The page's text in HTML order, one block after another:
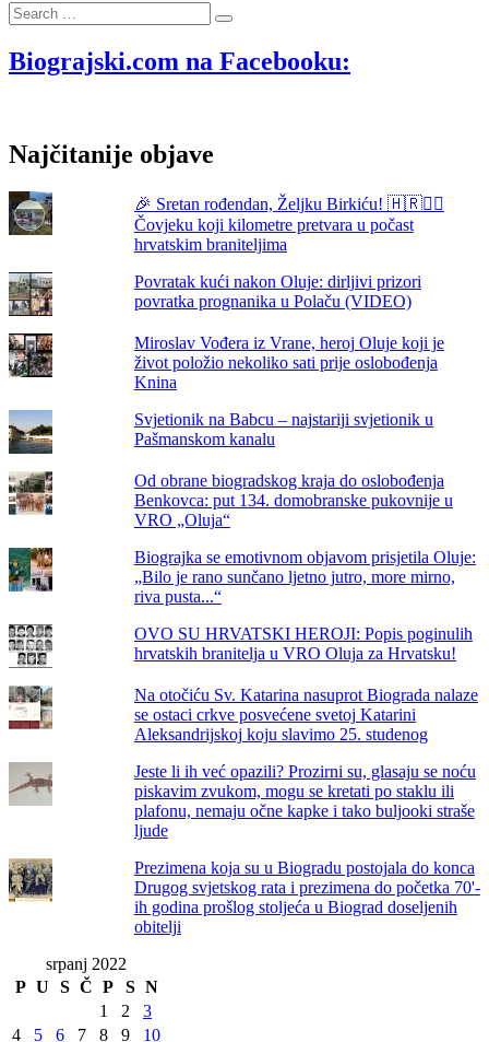
Frane
Bokanović
srpnja
1991.
Biograda
Search
…
Biograjski.com na Facebooku:
Najčitanije objave
🎉 Sretan rođendan, Željku Birkiću! 🇭🇷🏃‍♂️
Čovjeku koji kilometre pretvara u počast
hrvatskim braniteljima
Povratak kući nakon Oluje: dirljivi prizori
povratka prognanika u Polaču (VIDEO)
Miroslav Vođera iz Vrane, heroj Oluje koji je
život položio nekoliko sati prije oslobođenja
Knina
Svjetionik na Babcu – najstariji svjetionik u
Pašmanskom kanalu
Od obrane biogradskog kraja do oslobođenja
Benkovca: put 134. domobranske pukovnije u
VRO „Oluja“
Biograjka se emotivnom objavom prisjetila Oluje:
„Bilo je rano sunčano ljetno jutro, more mirno,
riva pusta...“
OVO SU HRVATSKI HEROJI: Popis poginulih
hrvatskih branitelja u VRO Oluja za Hrvatsku!
Na otočiću Sv. Katarina nasuprot Biograda nalaze
se ostaci crkve posvećene svetoj Katarini
Aleksandrijskoj koju slavimo 25. studenog
Jeste li ih već opazili? Prozirni su, glasaju se noću
piskavim zvukom, mogu se kretati po staklu ili
plafonu, nemaju očne kapke i tako buljooki straše
ljude
Prezimena koja su u Biogradu postojala do konca
Drugog svjetskog rata i prezimena do početka 70'-
ih godina prošlog stoljeća u Biograd doseljenih
obitelji
srpanj 2022
P U S Č P S N
1
2
3
4
5 6 7 8 9
10